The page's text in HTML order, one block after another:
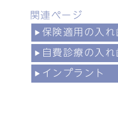
関連ページ
保険適用の入れ
自費診療の入れ
インプラント